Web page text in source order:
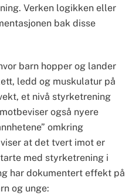
Verken logikken eller
bak disse
barn hopper og lander
ledd og muskulatur på
et nivå styrketrening
også nyere
omkring
at det tvert imot er
med styrketrening i
har dokumentert effekt på
og unge: